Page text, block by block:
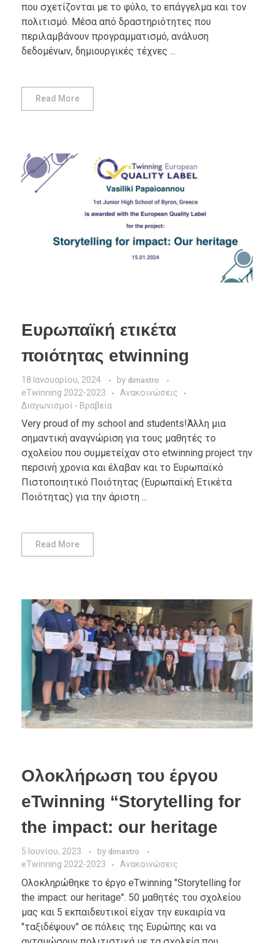
που σχετίζονται με το φύλο, το επάγγελμα και τον
πολιτισμό. Μέσα από δραστηριότητες που
περιλαμβάνουν προγραμματισμό, ανάλυση
δεδομένων, δημιουργικές τέχνες ...
Read More
Ευρωπαϊκή ετικέτα
ποιότητας etwinning
18 Ιανουαρίου, 2024 by dimastro
eTwinning 2022-2023
Ανακοινώσεις
Διαγωνισμοί - Βραβεία
Very proud of my school and students!Άλλη μια
σημαντική αναγνώριση για τους μαθητές το
σχολείου που συμμετείχαν στο etwinning project την
περσινή χρονια και έλαβαν και το Ευρωπαϊκό
Πιστοποιητικό Ποιότητας (Ευρωπαϊκή Ετικέτα
Ποιότητας) για την άριστη ...
Read More
Ολοκλήρωση του έργου
eTwinning “Storytelling for
the impact: our heritage
5 Ιουνίου, 2023 by dimastro
eTwinning 2022-2023 Ανακοινώσεις
Ολοκληρώθηκε το έργο eTwinning "Storytelling for
the impact: our heritage". 50 μαθητές του σχολείου
μας και 5 εκπαιδευτικοί είχαν την ευκαιρία να
"ταξιδέψουν" σε πόλεις της Ευρώπης και να